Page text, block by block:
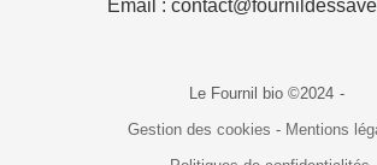
Email :
Le Fournil bio ©2024 -
Gestion des cookies - Mentions